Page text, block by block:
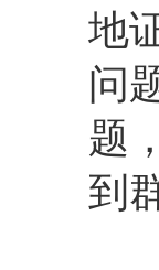
地
问
题
到